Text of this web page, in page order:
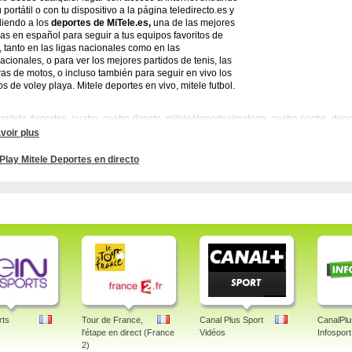
portátil o con tu dispositivo a la página teledirecto.es y
a los deportes de MiTele.es, una de las mejores
en español para seguir a tus equipos favoritos de
tanto en las ligas nacionales como en las
o para ver los mejores partidos de tenis, las
de motos, o incluso también para seguir en vivo los
de voley playa. Mitele deportes en vivo, mitele futbol.
deportes, cuatro, cuatro directo, mitele/deportes/motogp, cuatro noche,
deportes
deportes - una web sencilla y vistosa
y con un aspecto visual general muy atractivo, con un diseño minimalista y sin
de los responsables de MiTele.es. Mitele deportes en vivo.
deportes - recuerda momentos de gloria pasados
de las características más atractivas que tiene la web de deportes de MiTele.es
en el pasado por tus equipos de fútbol favoritos y de esta forma recordar
jugadas. Mitele deportes. Incluso también puedes volver a ver a las
o volver a visualizar encuentros clásicos de Moto GP. Mitele deportes.Todo
Garros, MotoGP, Voley Playa: World Tour. Documentales. Mitele - Cutrao,
en vivo. Fútbol mitele en directo. Tag: mitele, deportes, telecinco, cuatro, tele5, en
plus
Play Mitele Deportes en directo
Tour de France,
l'étape en direct (France
2)
Canal Plus Sport
Vidéos